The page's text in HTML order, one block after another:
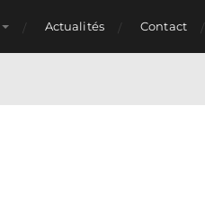
Actualités Contact